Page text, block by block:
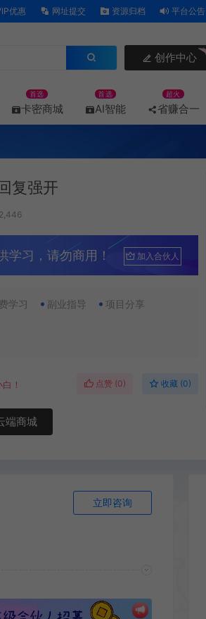
优惠 网址提交 资源归档 平台公告
创作中心
卡密商城
首选
AI智能
首选
省赚合一
超火
复强开
2,446
学习，请勿商用！ 加入合伙人
学习 副业指导 项目分享
！ 点赞 (0) 收藏 (0)
端商城
立即咨询